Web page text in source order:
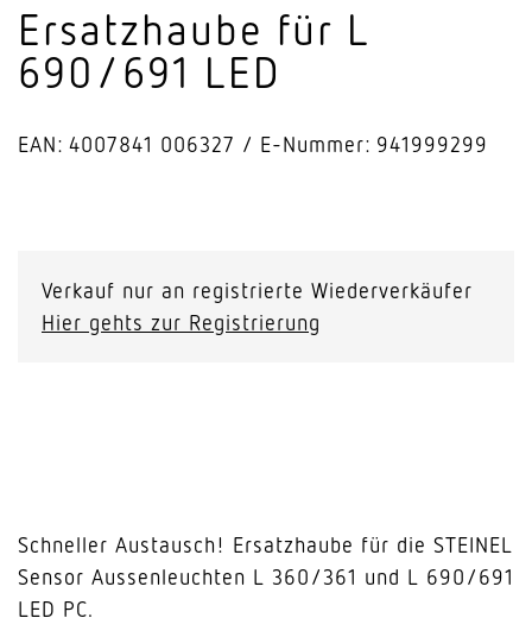
Ersatz­haube für L
690/691 LED
EAN: 4007841 006327 E-Nummer: 941999299
690/691
Verkauf nur an registrierte Wiederverkäufer
Hier gehts zur Registrierung
Schneller Austausch! Ersatzhaube für die STEINEL
Sensor Aussenleuchten L 360/361 und L 690/691
LED PC.